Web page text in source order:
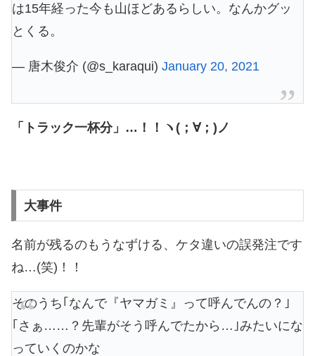
は15年経った今も山ほどあるらしい。なんかグッ
とくる。
— 唐木俊介 (@s_karaqui) January 20, 2021
「トラック一杯分」…！！ヽ(；∀；)ノ
大事件
名前が残るのもうなずける、ケタ違いの誤発注です
ね…(笑)！！
そのうち｢なんで『ヤマガミ』って呼んでんの？｣
｢さぁ……？先輩がそう呼んでたから…｣みたいにな
っていくのかな